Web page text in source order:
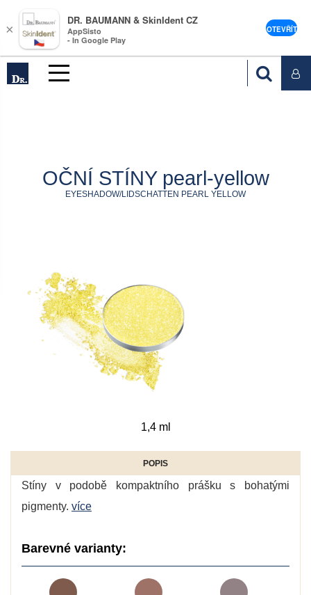
OČNÍ STÍNY pearl-yellow
EYESHADOW/LIDSCHATTEN PEARL YELLOW
1,4 ml
POPIS
Stíny v podobě kompaktního prášku s bohatými
pigmenty. více
Barevné varianty:
×
DR. BAUMANN & SkinIdent CZ
AppSisto
- In Google Play
OTEVŘÍT